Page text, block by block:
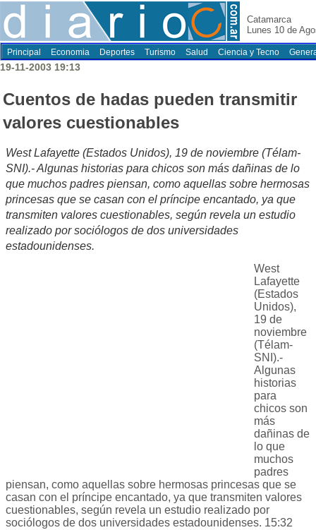
Catamarca
Lunes 10 de
Principal Economia Deportes Turismo Salud Ciencia y Tecno
19-11-2003 19:13
Cuentos de hadas pueden transmitir
valores cuestionables
West Lafayette (Estados Unidos), 19 de noviembre (Télam-
SNI).- Algunas historias para chicos son más dañinas de lo
que muchos padres piensan, como aquellas sobre hermosas
princesas que se casan con el príncipe encantado, ya que
transmiten valores cuestionables, según revela un estudio
realizado por sociólogos de dos universidades
estadounidenses.
West
Lafayette
(Estados
Unidos),
19 de
noviembre
(Télam-
SNI).-
Algunas
historias
para
chicos son
más
dañinas de
lo que
muchos
padres
piensan, como aquellas sobre hermosas princesas que se
casan con el príncipe encantado, ya que transmiten valores
cuestionables, según revela un estudio realizado por
sociólogos de dos universidades estadounidenses. 15:32